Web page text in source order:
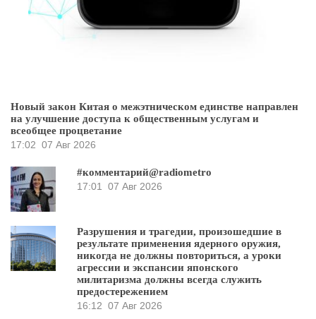
Новый закон Китая о межэтническом единстве направлен
на улучшение доступа к общественным услугам и
всеобщее процветание
17:02 07 Авг 2026
#комментарий@radiometro
17:01 07 Авг 2026
Разрушения и трагедии, произошедшие в
результате применения ядерного оружия,
никогда не должны повториться, а уроки
агрессии и экспансии японского
милитаризма должны всегда служить
предостережением
16:12 07 Авг 2026